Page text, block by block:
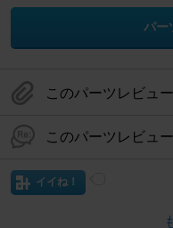
パー
このパーツレビュ
このパーツレビュ
イイね！